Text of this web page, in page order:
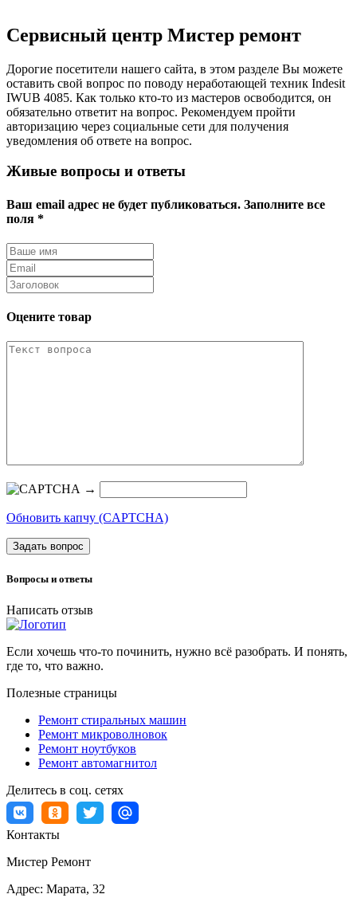
Сервисный центр Мистер ремонт
Дорогие посетители нашего сайта, в этом разделе Вы можете
оставить свой вопрос по поводу неработающей техник Indesit
IWUB 4085. Как только кто-то из мастеров освободится, он
обязательно ответит на вопрос. Рекомендуем пройти
авторизацию через социальные сети для получения
уведомления об ответе на вопрос.
Живые вопросы и ответы
Ваш email адрес не будет публиковаться. Заполните все
поля *
Оцените товар
→
Обновить капчу (CAPTCHA)
Задать вопрос
Вопросы и ответы
Написать отзыв
Если хочешь что-то починить, нужно всё разобрать. И понять,
где то, что важно.
Полезные страницы
Ремонт стиральных машин
Ремонт микроволновок
Ремонт ноутбуков
Ремонт автомагнитол
Делитесь в соц. сетях
Контакты
Мистер Ремонт
Адрес: Марата, 32